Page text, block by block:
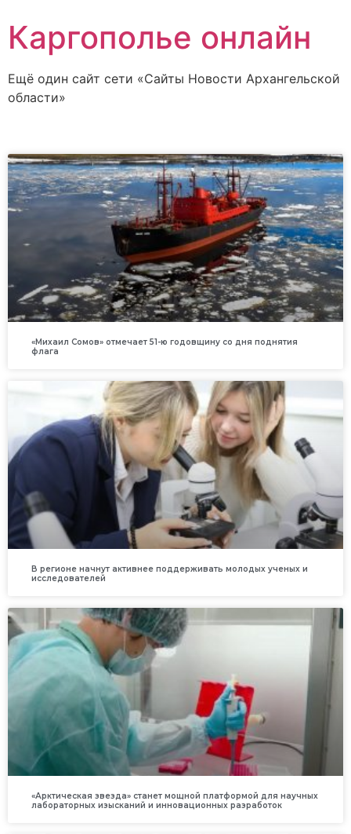
Каргополье онлайн
Ещё один сайт сети «Сайты Новости Архангельской
области»
«Михаил Сомов» отмечает 51-ю годовщину со дня поднятия
флага
В регионе начнут активнее поддерживать молодых ученых и
исследователей
«Арктическая звезда» станет мощной платформой для научных
лабораторных изысканий и инновационных разработок